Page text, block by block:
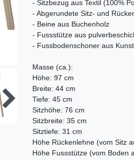
- Sitzbezug aus Textil (100%
- Abgerundete Sitz- und
- Beine aus Buchenholz
- Fussstütze aus
- Fussbodenschoner aus
Masse (ca.):
Höhe: 97 cm
Breite: 44 cm
Tiefe: 45 cm
Sitzhöhe: 76 cm
Sitzbreite: 35 cm
Sitztiefe: 31 cm
Höhe Rückenlehne (vom Sitz
Höhe Fussstütze (vom Boden